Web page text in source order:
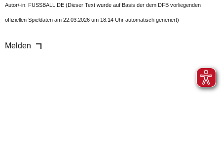
Autor/-in: FUSSBALL.DE (Dieser Text wurde auf Basis der dem DFB vorliegenden
offiziellen Spieldaten am 22.03.2026 um 18:14 Uhr automatisch generiert)
Melden